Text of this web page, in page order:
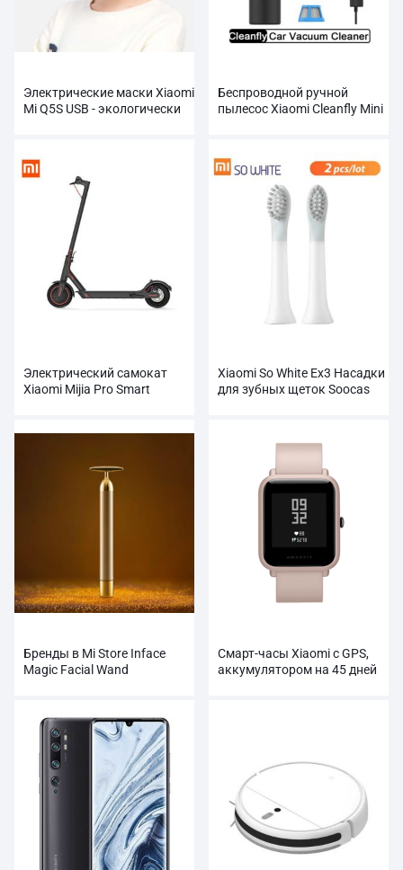
Электрические маски Xiaomi
Mi Q5S USB - экологически
Беспроводной ручной
пылесос Xiaomi Cleanfly Mini
Электрический самокат
Xiaomi Mijia Pro Smart
Xiaomi So White Ex3 Насадки
для зубных щеток Soocas
Бренды в Mi Store Inface
Magic Facial Wand
Смарт-часы Xiaomi с GPS,
аккумулятором на 45 дней